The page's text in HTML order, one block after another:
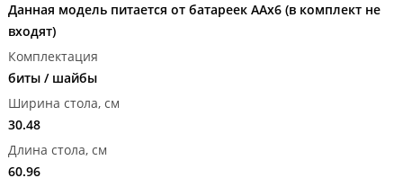
Данная модель питается от батареек AAх6 (в комплект не
входят)
Комплектация
биты / шайбы
Ширина стола, см
30.48
Длина стола, см
60.96